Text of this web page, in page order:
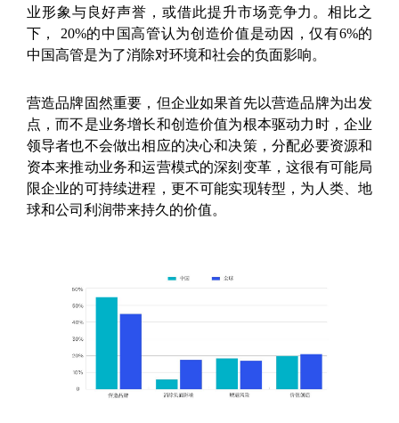
业形象与良好声誉，或借此提升市场竞争力。相比之
下， 20%的中国高管认为创造价值是动因，仅有6%的
中国高管是为了消除对环境和社会的负面影响。
营造品牌固然重要，但企业如果首先以营造品牌为出发
点，而不是业务增长和创造价值为根本驱动力时，企业
领导者也不会做出相应的决心和决策，分配必要资源和
资本来推动业务和运营模式的深刻变革，这很有可能局
限企业的可持续进程，更不可能实现转型，为人类、地
球和公司利润带来持久的价值。